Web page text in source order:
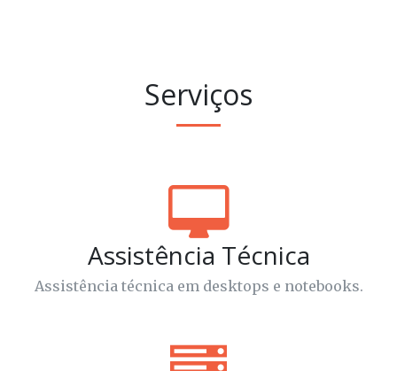
Serviços
Assistência Técnica
Assistência técnica em desktops e notebooks.